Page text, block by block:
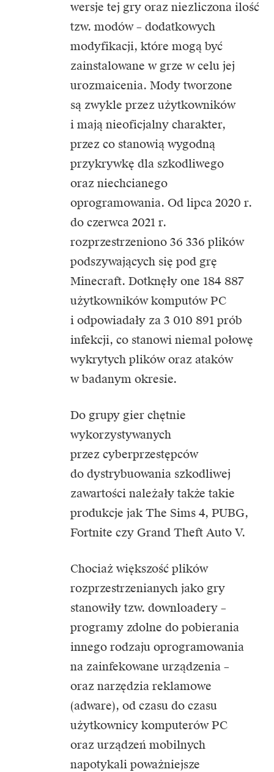
wersje tej gry oraz niezliczona ilość
tzw. modów – dodatkowych
modyfikacji, które mogą być
zainstalowane w grze w celu jej
urozmaicenia. Mody tworzone
są zwykle przez użytkowników
i mają nieoficjalny charakter,
przez co stanowią wygodną
przykrywkę dla szkodliwego
oraz niechcianego
oprogramowania. Od lipca 2020 r.
do czerwca 2021 r.
rozprzestrzeniono 36 336 plików
podszywających się pod grę
Minecraft. Dotknęły one 184 887
użytkowników komputów PC
i odpowiadały za 3 010 891 prób
infekcji, co stanowi niemal połowę
wykrytych plików oraz ataków
w badanym okresie.
Do grupy gier chętnie
wykorzystywanych
przez cyberprzestępców
do dystrybuowania szkodliwej
zawartości należały także takie
produkcje jak The Sims 4, PUBG,
Fortnite czy Grand Theft Auto V.
Chociaż większość plików
rozprzestrzenianych jako gry
stanowiły tzw. downloadery –
programy zdolne do pobierania
innego rodzaju oprogramowania
na zainfekowane urządzenia –
oraz narzędzia reklamowe
(adware), od czasu do czasu
użytkownicy komputerów PC
oraz urządzeń mobilnych
napotykali poważniejsze